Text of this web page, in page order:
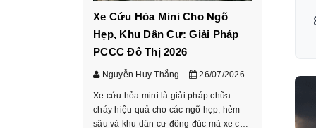
Xe Cứu Hỏa Mini Cho Ngõ
Hẹp, Khu Dân Cư: Giải Pháp
PCCC Đô Thị 2026
Nguyễn Huy Thắng 26/07/2026
Xe cứu hỏa mini là giải pháp chữa
cháy hiệu quả cho các ngõ hẹp, hẻm
sâu và khu dân cư đông đúc mà xe cứu
Cách
theo